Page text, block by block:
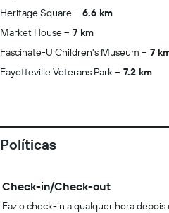
Heritage Square
6.6 km
Market House
7 km
Fascinate-U Children's Museum
7
Fayetteville Veterans Park
7.2 km
Políticas
Check-in/Check-out
Faz o check-in a qualquer hora